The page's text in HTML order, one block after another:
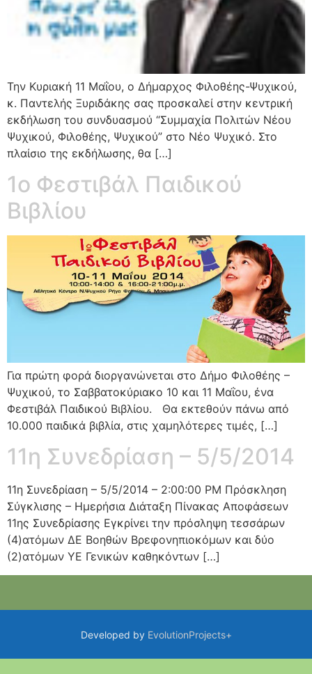
Την Κυριακή 11 Μαΐου, ο Δήμαρχος Φιλοθέης-Ψυχικού,
κ. Παντελής Ξυριδάκης σας προσκαλεί στην κεντρική
εκδήλωση του συνδυασμού “Συμμαχία Πολιτών Νέου
Ψυχικού, Φιλοθέης, Ψυχικού” στο Νέο Ψυχικό. Στο
πλαίσιο της εκδήλωσης, θα […]
1ο Φεστιβάλ Παιδικού
Βιβλίου
Για πρώτη φορά διοργανώνεται στο Δήμο Φιλοθέης –
Ψυχικού, το Σαββατοκύριακο 10 και 11 Μαΐου, ένα
Φεστιβάλ Παιδικού Βιβλίου. Θα εκτεθούν πάνω από
10.000 παιδικά βιβλία, στις χαμηλότερες τιμές, […]
11η Συνεδρίαση – 5/5/2014
11η Συνεδρίαση – 5/5/2014 – 2:00:00 PM Πρόσκληση
Σύγκλισης – Ημερήσια Διάταξη Πίνακας Αποφάσεων
11ης Συνεδρίασης Εγκρίνει την πρόσληψη τεσσάρων
(4)ατόμων ΔΕ Βοηθών Βρεφονηπιοκόμων και δύο
(2)ατόμων ΥΕ Γενικών καθηκόντων […]
Developed by EvolutionProjects+